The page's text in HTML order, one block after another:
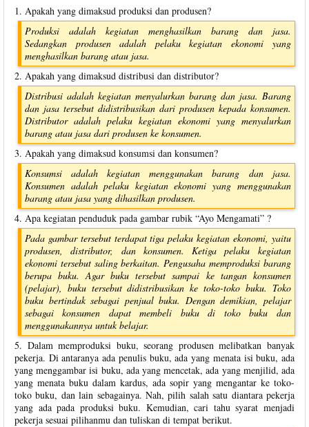
1. Apakah yang dimaksud produksi dan produsen?
Produksi adalah kegiatan menghasilkan barang dan jasa.
Sedangkan produsen adalah pelaku kegiatan ekonomi yang
menghasilkan barang atau jasa.
2. Apakah yang dimaksud distribusi dan distributor?
Distribusi adalah kegiatan menyalurkan barang dan jasa. Barang
dan jasa tersebut didistribusikan dari produsen kepada konsumen.
Distributor adalah pelaku kegiatan ekonomi yang menyalurkan
barang atau jasa dari produsen ke konsumen.
3. Apakah yang dimaksud konsumsi dan konsumen?
Konsumsi adalah kegiatan menggunakan barang dan jasa.
Konsumen adalah pelaku kegiatan ekonomi yang menggunakan
barang atau jasa yang dihasilkan produsen.
4. Apa kegiatan penduduk pada gambar rubik “Ayo Mengamati” ?
Pada gambar tersebut terdapat tiga pelaku kegiatan ekonomi, yaitu
produsen, distributor, dan konsumen. Ketiga pelaku kegiatan
ekonomi tersebut saling berkaitan. Pengusaha memproduksi barang
berupa buku. Agar buku tersebut sampai ke tangan konsumen
(pelajar), buku tersebut didistribusikan ke toko-toko buku. Toko
buku bertindak sebagai penjual buku. Dengan demikian, pelajar
sebagai konsumen dapat membeli buku di toko buku dan
menggunakannya untuk belajar.
5. Dalam memproduksi buku, seorang produsen melibatkan banyak
pekerja. Di antaranya ada penulis buku, ada yang menata isi buku, ada
yang menggambar isi buku, ada yang mencetak, ada yang menjilid, ada
yang menata buku dalam kardus, ada sopir yang mengantar ke toko-
toko buku, dan lain sebagainya. Nah, pilih salah satu diantara pekerja
yang ada pada produksi buku. Kemudian, cari tahu syarat menjadi
pekerja sesuai pilihanmu dan tuliskan di tempat berikut.